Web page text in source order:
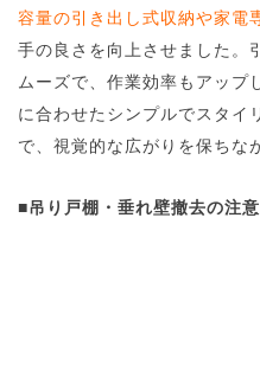
容量の引き出し式収納や家電
手の良さを向上させました。
ムーズで、作業効率もアップ
に合わせたシンプルでスタイ
で、視覚的な広がりを保ちな
■吊り戸棚・垂れ壁撤去の注